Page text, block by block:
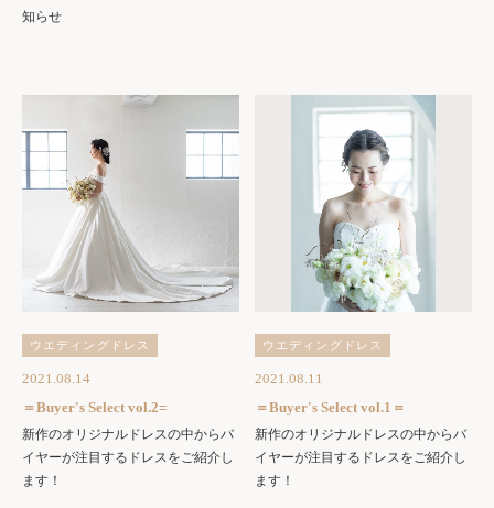
知らせ
ウエディングドレス
2021.08.14
＝Buyer's Select vol.2=
新作のオリジナルドレスの中からバ
イヤーが注目するドレスをご紹介し
ます！
ウエディングドレス
2021.08.11
＝Buyer's Select vol.1＝
新作のオリジナルドレスの中からバ
イヤーが注目するドレスをご紹介し
ます！